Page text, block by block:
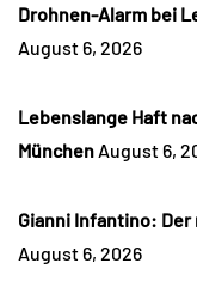
Drohnen-Alarm bei
August 6, 2026
Lebenslange Haft
München August 6,
Gianni Infantino:
August 6, 2026